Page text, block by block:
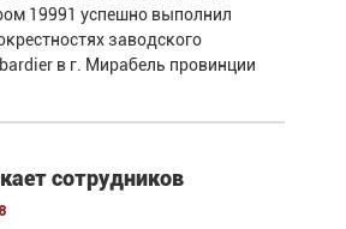
19991 успешно выполнил
заводского
в г. Мирабель провинции
сотрудников